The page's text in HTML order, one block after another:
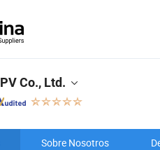
Co., Ltd.
Sobre Nosotros